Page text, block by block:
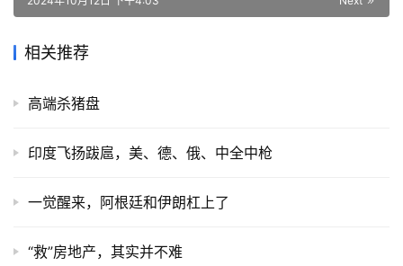
相关推荐
高端杀猪盘
印度飞扬跋扈，美、德、俄、中全中枪
一觉醒来，阿根廷和伊朗杠上了
“救”房地产，其实并不难